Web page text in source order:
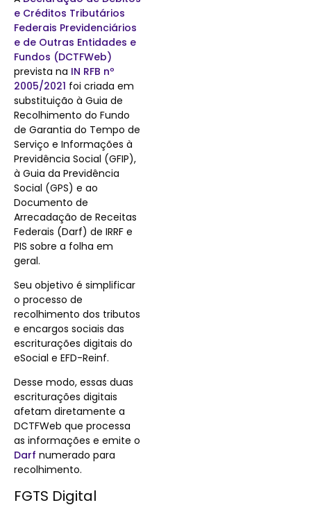
e Créditos Tributários
Federais Previdenciários
e de Outras Entidades e
Fundos (DCTFWeb)
prevista na IN RFB nº
2005/2021 foi criada em
substituição à Guia de
Recolhimento do Fundo
de Garantia do Tempo de
Serviço e Informações à
Previdência Social (GFIP),
à Guia da Previdência
Social (GPS) e ao
Documento de
Arrecadação de Receitas
Federais (Darf) de IRRF e
PIS sobre a folha em
geral.
Seu objetivo é simplificar
o processo de
recolhimento dos tributos
e encargos sociais das
escriturações digitais do
eSocial e EFD-Reinf.
Desse modo, essas duas
escriturações digitais
afetam diretamente a
DCTFWeb que processa
as informações e emite o
Darf numerado para
recolhimento.
FGTS Digital